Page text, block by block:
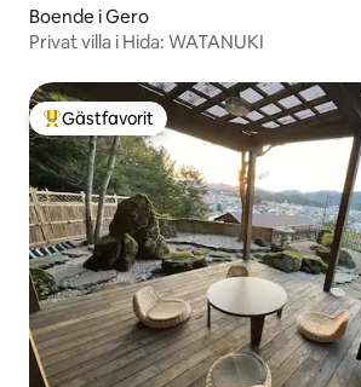
Boende i Gero
Privat villa i Hida: WATANUKI
Populär gästfavorit
Gästfavorit